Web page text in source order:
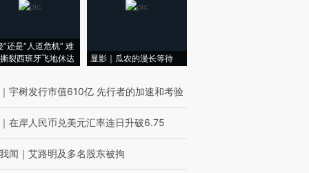
”还是“人道危机” 难
裂西班牙飞地休达
显影｜瓜农的漫长等待
｜ 宇树发行市值610亿 先行者的加速和考验
｜ 在岸人民币兑美元汇率连日升破6.75
闻 ｜ 艾路明及多名股东被拘